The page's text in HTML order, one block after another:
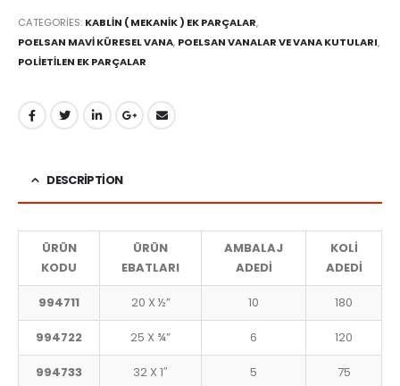
CATEGORIES: KABLİN ( MEKANİK ) EK PARÇALAR,
POELSAN MAVİ KÜRESEL VANA, POELSAN VANALAR VE VANA KUTULARI,
POLİETİLEN EK PARÇALAR
DESCRIPTION
ÜRÜN
KODU
ÜRÜN
EBATLARI
AMBALAJ
ADEDİ
KOLİ
ADEDİ
994711 20 X ½” 10 180
994722 25 X ¾” 6 120
994733 32 X 1″ 5 75